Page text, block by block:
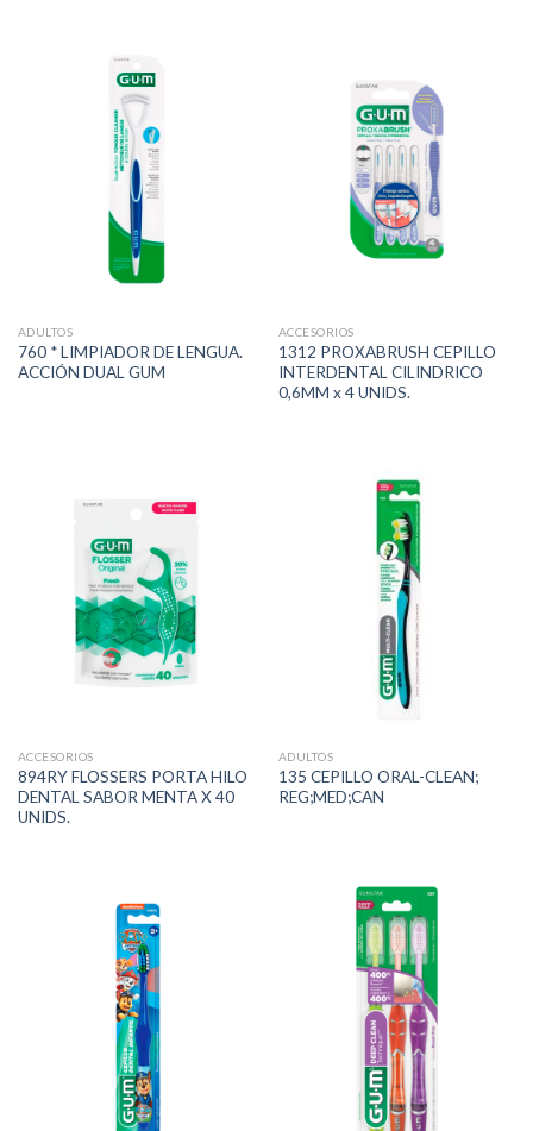
ADULTOS
760 * LIMPIADOR DE LENGUA.
ACCIÓN DUAL GUM
ACCESORIOS
1312 PROXABRUSH CEPILLO
INTERDENTAL CILINDRICO
0,6MM x 4 UNIDS.
ACCESORIOS
894RY FLOSSERS PORTA HILO
DENTAL SABOR MENTA X 40
UNIDS.
ADULTOS
135 CEPILLO ORAL-CLEAN;
REG;MED;CAN